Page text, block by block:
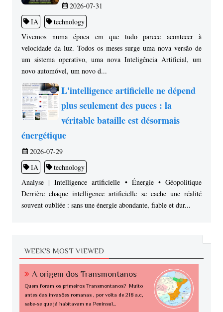
2026-07-31
IA
technology
Vivemos numa época em que tudo parece acontecer à
velocidade da luz. Todos os meses surge uma nova versão de
um sistema operativo, uma nova Inteligência Artificial, um
novo automóvel, um novo d...
L'intelligence artificielle ne dépend
plus seulement des puces : la
véritable bataille est désormais
énergétique
2026-07-29
IA
technology
Analyse | Intelligence artificielle • Énergie • Géopolitique
Derrière chaque intelligence artificielle se cache une réalité
souvent oubliée : sans une énergie abondante, fiable et dur...
WEEK'S MOST VIEWED
A origem dos Transmontanos
Quem foram os primeiros Transmontanos? Muito
antes das invasões romanas , por volta de 218 a.c,
sabe-se que já habitavam na Penínsul...